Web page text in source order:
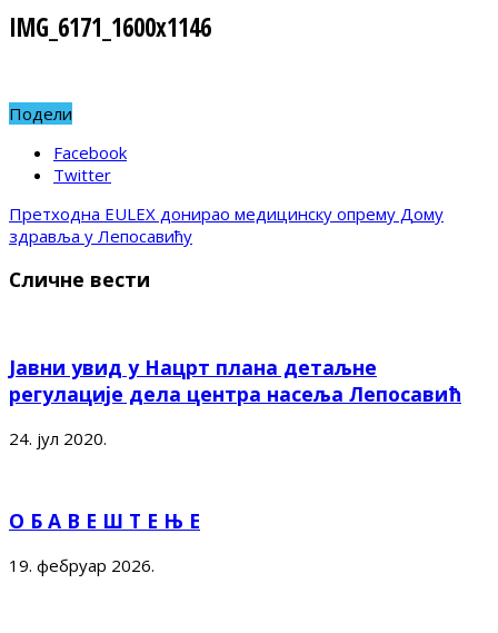
IMG_6171_1600x1146
Подели
Facebook
Twitter
Претходна EULEX донирао медицинску опрему Дому
здравља у Лепосавићу
Сличне вести
Јавни увид у Нацрт плана детаљне
регулације дела центра насеља Лепосавић
24. јул 2020.
О Б А В Е Ш Т Е Њ Е
19. фебруар 2026.